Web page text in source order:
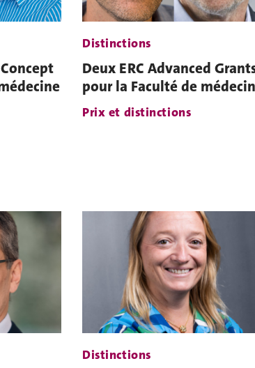
Distinctions
Deux ERC Advanced
pour la Faculté de
Prix et distinctions
Distinctions